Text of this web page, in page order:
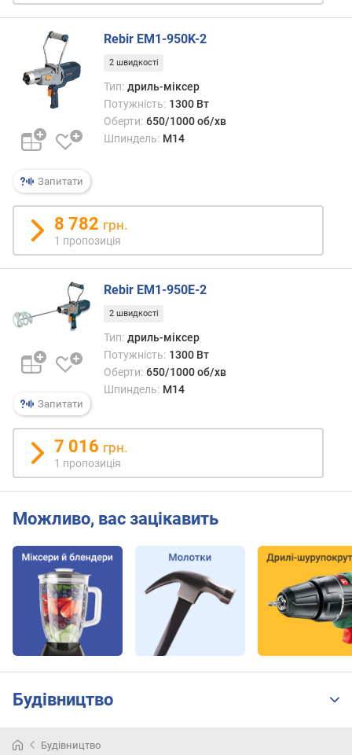
л
с
б
т
і
в
(
о
б
м
к
с
к
к
с
ь
о
б
р
т
в
б
Запитати
Rebir EM1-950K-2
2 швидкості
Тип: дриль-міксер
Потужність: 1300 Вт
Оберти: 650/1000 об/хв
Шпиндель: M14
8 782 грн.
1 пропозиція
Запитати
Rebir EM1-950E-2
2 швидкості
Тип: дриль-міксер
Потужність: 1300 Вт
Оберти: 650/1000 об/хв
Шпиндель: M14
7 016 грн.
1 пропозиція
Можливо, вас зацікавить
Будівництво
Будівництво